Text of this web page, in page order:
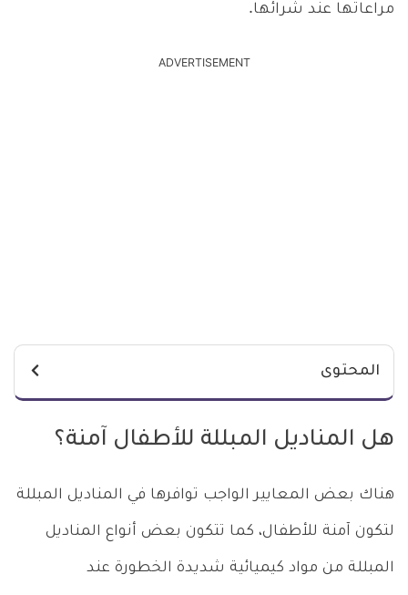
مراعاتها عند شرائها.
ADVERTISEMENT
المحتوى
هل المناديل المبللة للأطفال آمنة؟
هناك بعض المعايير الواجب توافرها في المناديل المبللة
لتكون آمنة للأطفال، كما تتكون بعض أنواع المناديل
المبللة من مواد كيميائية شديدة الخطورة عند